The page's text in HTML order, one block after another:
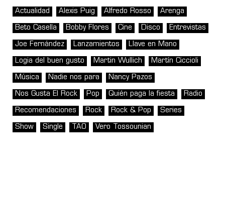
Actualidad Alexis Puig Alfredo Rosso Arenga
Beto Casella Bobby Flores Cine Disco Entrevistas
Joe Fernández Lanzamientos Llave en Mano
Logia del buen gusto Martin Wullich Martín Ciccioli
Música Nadie nos para Nancy Pazos
Nos Gusta El Rock Pop Quién paga la fiesta Radio
Recomendaciones Rock Rock & Pop Series
Show Single TAO Vero Tossounian